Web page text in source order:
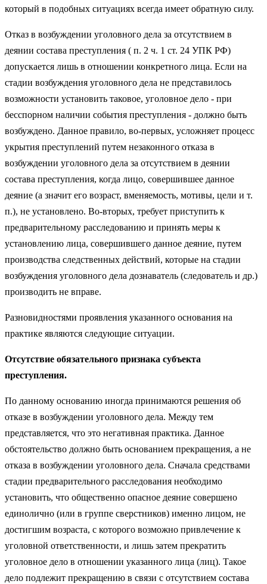
который в подобных ситуациях всегда имеет обратную силу.
Отказ в возбуждении уголовного дела за отсутствием в
деянии состава преступления ( п. 2 ч. 1 ст. 24 УПК РФ)
допускается лишь в отношении конкретного лица. Если на
стадии возбуждения уголовного дела не представилось
возможности установить таковое, уголовное дело - при
бесспорном наличии события преступления - должно быть
возбуждено. Данное правило, во-первых, усложняет процесс
укрытия преступлений путем незаконного отказа в
возбуждении уголовного дела за отсутствием в деянии
состава преступления, когда лицо, совершившее данное
деяние (а значит его возраст, вменяемость, мотивы, цели и т.
п.), не установлено. Во-вторых, требует приступить к
предварительному расследованию и принять меры к
установлению лица, совершившего данное деяние, путем
производства следственных действий, которые на стадии
возбуждения уголовного дела дознаватель (следователь и др.)
производить не вправе.
Разновидностями проявления указанного основания на
практике являются следующие ситуации.
Отсутствие обязательного признака субъекта
преступления.
По данному основанию иногда принимаются решения об
отказе в возбуждении уголовного дела. Между тем
представляется, что это негативная практика. Данное
обстоятельство должно быть основанием прекращения, а не
отказа в возбуждении уголовного дела. Сначала средствами
стадии предварительного расследования необходимо
установить, что общественно опасное деяние совершено
единолично (или в группе сверстников) именно лицом, не
достигшим возраста, с которого возможно привлечение к
уголовной ответственности, и лишь затем прекратить
уголовное дело в отношении указанного лица (лиц). Такое
дело подлежит прекращению в связи с отсутствием состава